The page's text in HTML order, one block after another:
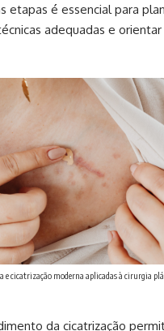
etapas é essencial para
adequadas e
e cicatrização moderna aplicadas à cirurgia
da cicatrização